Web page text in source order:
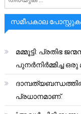
സമീപകാല
മമ്മൂട്ടി: പ്രതിഭ
പുനർനിർമ്മിച്ച ഒരു
പ്രധാനമാണ്.